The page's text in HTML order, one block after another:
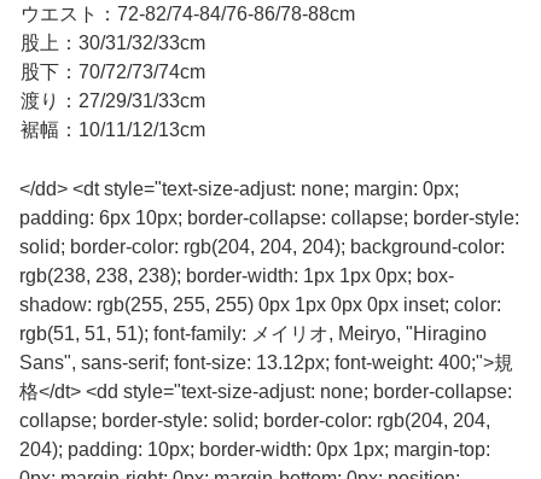
ウエスト：72-82/74-84/76-86/78-88cm
股上：30/31/32/33cm
股下：70/72/73/74cm
渡り：27/29/31/33cm
裾幅：10/11/12/13cm
</dd> <dt style="text-size-adjust: none; margin: 0px;
padding: 6px 10px; border-collapse: collapse; border-style:
solid; border-color: rgb(204, 204, 204); background-color:
rgb(238, 238, 238); border-width: 1px 1px 0px; box-
shadow: rgb(255, 255, 255) 0px 1px 0px 0px inset; color:
rgb(51, 51, 51); font-family: メイリオ, Meiryo, "Hiragino
Sans", sans-serif; font-size: 13.12px; font-weight: 400;">規
格</dt> <dd style="text-size-adjust: none; border-collapse:
collapse; border-style: solid; border-color: rgb(204, 204,
204); padding: 10px; border-width: 0px 1px; margin-top: